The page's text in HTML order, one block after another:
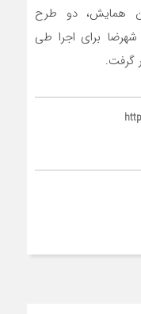
همایش، دو طرح
شهرضا برای اجرا طی
گرفت.